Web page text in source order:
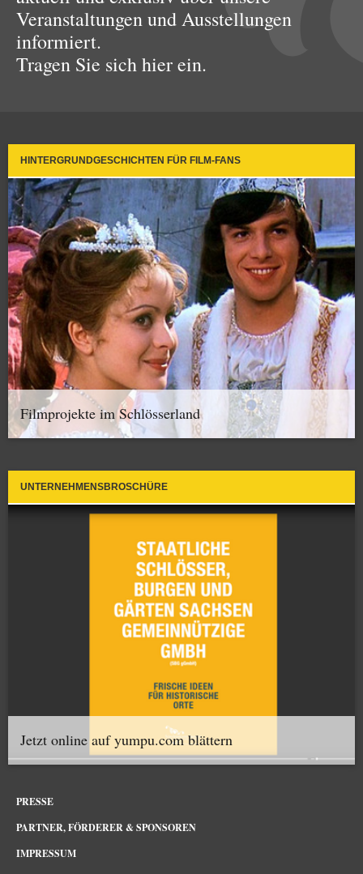
Veranstaltungen und Ausstellungen
informiert.
Tragen Sie sich hier ein.
HINTERGRUNDGESCHICHTEN FÜR FILM-FANS
Filmprojekte im Schlösserland
UNTERNEHMENSBROSCHÜRE
Jetzt online auf yumpu.com blättern
PRESSE
PARTNER, FÖRDERER & SPONSOREN
IMPRESSUM